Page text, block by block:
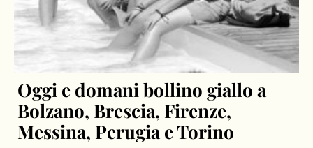
Oggi e domani bollino giallo a
Bolzano, Brescia, Firenze,
Messina, Perugia e Torino